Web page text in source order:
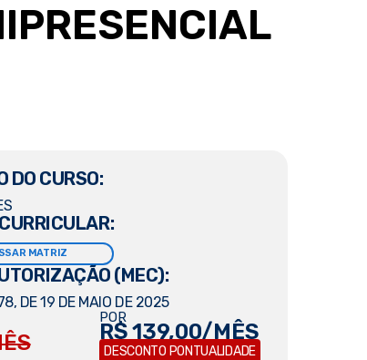
DO CURSO:
MATRIZ
(MEC):
DE 19 DE MAIO DE 2025
POR
R$ 139,00/MÊS
DESCONTO PONTUALIDADE